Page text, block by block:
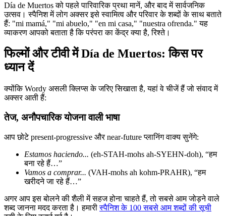
Día de Muertos को पहले पारिवारिक प्रथा मानें, और बाद में सार्वजनिक
उत्सव। स्पैनिश में लोग अक्सर इसे स्वामित्व और परिवार के शब्दों के साथ बताते
हैं: "mi mamá," "mi abuelo," "en mi casa," "nuestra ofrenda." यह
व्याकरण आपको बताता है कि परंपरा का केंद्र क्या है, रिश्ते।
फिल्मों और टीवी में Día de Muertos: किस पर
ध्यान दें
क्योंकि Wordy असली क्लिप्स के जरिए सिखाता है, यहां वे चीजें हैं जो संवाद में
अक्सर आती हैं:
तेज, अनौपचारिक योजना वाली भाषा
आप छोटे present-progressive और near-future प्लानिंग वाक्य सुनेंगे:
Estamos haciendo... (eh-STAH-mohs ah-SYEHN-doh), “हम
बना रहे हैं…”
Vamos a comprar... (VAH-mohs ah kohm-PRAHR), “हम
खरीदने जा रहे हैं…”
अगर आप इस बोलने की शैली में सहज होना चाहते हैं, तो सबसे आम जोड़ने वाले
शब्द जानना मदद करता है। हमारीस्पैनिश के 100 सबसे आम शब्दों की सूची